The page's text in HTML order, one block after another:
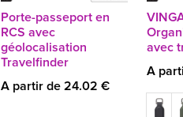
Porte-passeport en
RCS avec
géolocalisation
Travelfinder
A partir de 24.02 €
avec
A